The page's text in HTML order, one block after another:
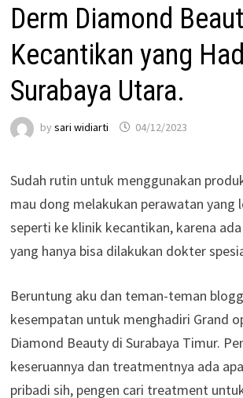
Derm Diamond
Kecantikan yang
Surabaya Utara.
by sari widiarti 04/12/2023
Sudah rutin untuk menggunakan
mau dong melakukan perawatan yang
seperti ke klinik kecantikan, karena
yang hanya bisa dilakukan dokter
Beruntung aku dan teman-teman
kesempatan untuk menghadiri Grand
Diamond Beauty di Surabaya Timur.
keseruannya dan treatmentnya ada
pribadi sih, pengen cari treatment